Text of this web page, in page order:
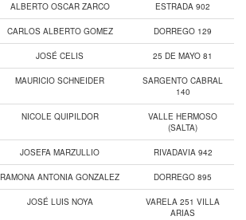
ALBERTO OSCAR ZARCO ESTRADA 902
CARLOS ALBERTO GOMEZ DORREGO 129
JOSÉ CELIS 25 DE MAYO 81
MAURICIO SCHNEIDER
SARGENTO CABRAL
140
NICOLE QUIPILDOR
VALLE HERMOSO
(SALTA)
JOSEFA MARZULLIO RIVADAVIA 942
RAMONA ANTONIA GONZALEZ DORREGO 895
JOSÉ LUIS NOYA
VARELA 251 VILLA
ARIAS